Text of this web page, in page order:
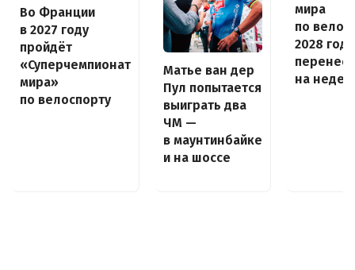
Во Франции
в 2027 году
пройдёт
«Суперчемпионат
мира»
по велоспорту
Матье ван дер
Пул попытается
выиграть два
ЧМ —
в маунтинбайке
и на шоссе
мира
по
2028 года
на